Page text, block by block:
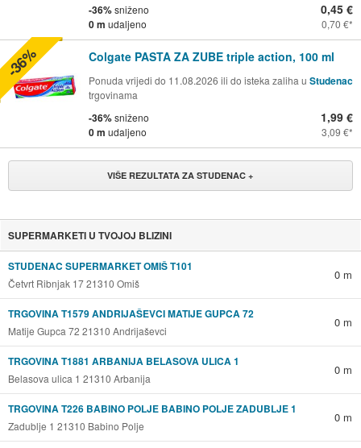
-36%sniženo
0 m udaljeno
0,45 €
0,70 €
Colgate PASTA ZA ZUBE triple action, 100 ml
Ponuda vrijedi do 11.08.2026 ili do isteka zaliha u Studenac
trgovinama
-36%sniženo
0 m udaljeno
1,99 €
3,09 €
-36%
VIŠE REZULTATA ZA STUDENAC +
SUPERMARKETI U TVOJOJ BLIZINI
STUDENAC SUPERMARKET OMIŠ T101
Četvrt Ribnjak 17 21310 Omiš
0 m
TRGOVINA T1579 ANDRIJAŠEVCI MATIJE GUPCA 72
Matije Gupca 72 21310 Andrijaševci
0 m
TRGOVINA T1881 ARBANIJA BELASOVA ULICA 1
Belasova ulica 1 21310 Arbanija
0 m
TRGOVINA T226 BABINO POLJE BABINO POLJE ZADUBLJE 1
Zadublje 1 21310 Babino Polje
0 m